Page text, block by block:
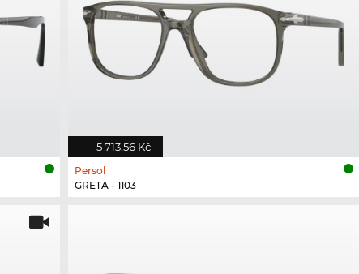
5 713,56 Kč
Persol
GRETA - 1103